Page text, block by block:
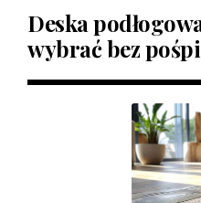
Deska
wybrać bez